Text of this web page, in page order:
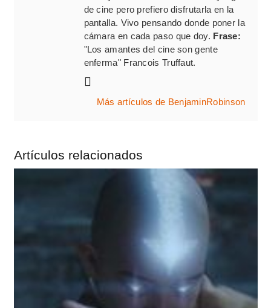
de cine pero prefiero disfrutarla en la
pantalla. Vivo pensando donde poner la
cámara en cada paso que doy. Frase:
"Los amantes del cine son gente
enferma" Francois Truffaut.
Más artículos de BenjaminRobinson
Artículos relacionados